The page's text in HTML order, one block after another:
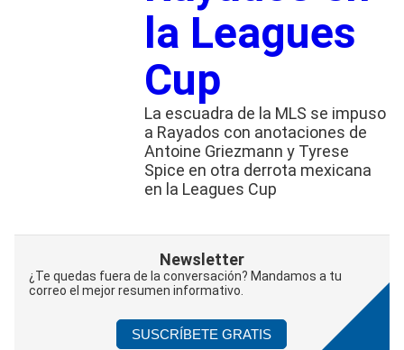
la Leagues
Cup
La escuadra de la MLS se impuso
a Rayados con anotaciones de
Antoine Griezmann y Tyrese
Spice en otra derrota mexicana
en la Leagues Cup
Newsletter
¿Te quedas fuera de la conversación? Mandamos a tu
correo el mejor resumen informativo.
SUSCRÍBETE GRATIS